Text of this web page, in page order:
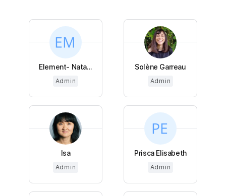
Element- Nata...
Admin
Solène Garreau
Admin
Isa
Admin
Prisca Elisabeth
Admin